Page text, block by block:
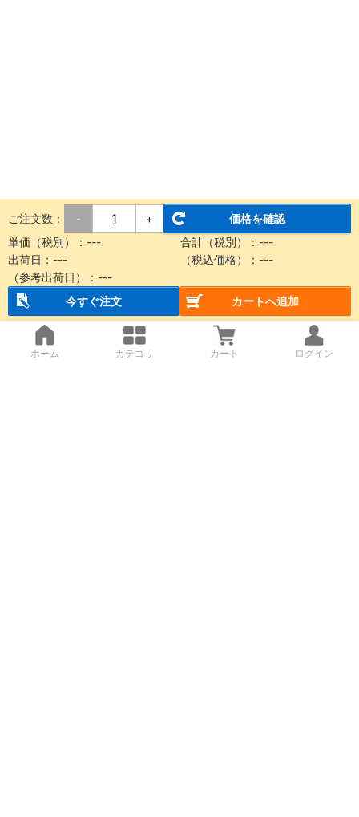
ご注文数： - +
価格を確認
単価（税別）：---
合計（税別）：---
出荷日：---
（税込価格）：---
（参考出荷日）：---
今すぐ注文
カートへ追加
ホーム カテゴリ カート ログイン